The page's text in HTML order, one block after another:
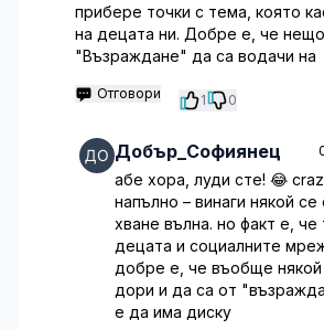
прибере точки с тема, която
на децата ни. Добре е, че
"Възраждане" да са водачи на
Отговори 1 0
Добър_Софиянец
абе хора, луди сте! 😂
напълно – винаги някой се
хване вълна. но факт е, че
децата и социалните
добре е, че въобще някой
дори и да са от
е да има диску